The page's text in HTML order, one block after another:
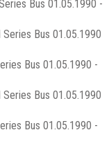
Bus 01.05.1990 -
Bus 01.05.1990
Bus 01.05.1990 -
Bus 01.05.1990
Bus 01.05.1990 -